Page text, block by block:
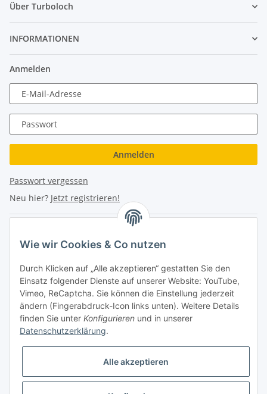
Über Turboloch
INFORMATIONEN
Anmelden
E-Mail-Adresse
Passwort
Anmelden
Passwort vergessen
Neu hier? Jetzt registrieren!
Hauptplatz 4
2870 Aspang
eMail: info@turboloch.at
Tel: +43 (0)660/1314150
Di - Fr 9-17 Uhr / Fr 9-12 Uhr
Achtung keine Abholung mehr möglich!!!
Wie wir Cookies & Co nutzen
Durch Klicken auf „Alle akzeptieren“ gestatten Sie den
Einsatz folgender Dienste auf unserer Website: YouTube,
Vimeo, ReCaptcha. Sie können die Einstellung jederzeit
ändern (Fingerabdruck-Icon links unten). Weitere Details
finden Sie unter Konfigurieren und in unserer
Datenschutzerklärung.
Alle akzeptieren